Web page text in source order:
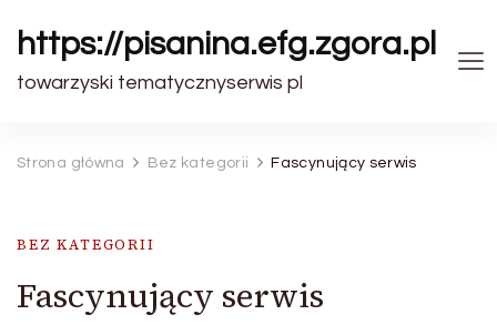
https://pisanina.efg.zgora.pl
towarzyski tematycznyserwis pl
Strona główna Bez kategorii Fascynujący serwis
BEZ KATEGORII
Fascynujący serwis